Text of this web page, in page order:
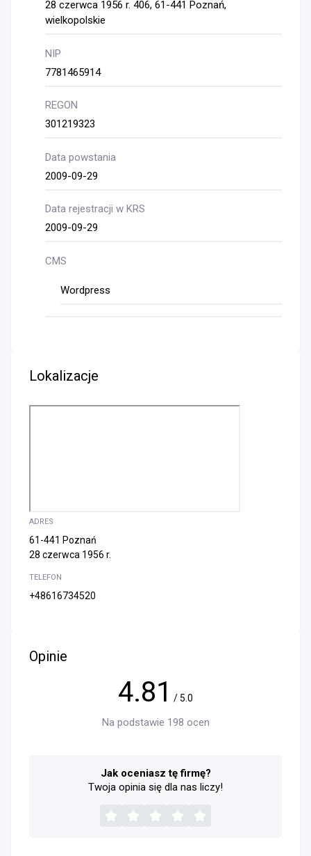
28 czerwca 1956 r. 406, 61-441 Poznań,
wielkopolskie
NIP
7781465914
REGON
301219323
Data powstania
2009-09-29
Data rejestracji w KRS
2009-09-29
CMS
Wordpress
Lokalizacje
ADRES
61-441 Poznań
28 czerwca 1956 r.
TELEFON
+48616734520
Opinie
4.81 / 5.0
Na podstawie 198 ocen
Jak oceniasz tę firmę?
Twoja opinia się dla nas liczy!